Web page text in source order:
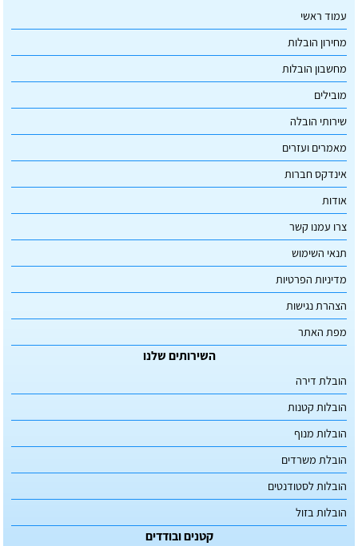
עמוד ראשי
מחירון הובלות
מחשבון הובלות
מובילים
שירותי הובלה
מאמרים ועזרים
אינדקס חברות
אודות
צרו עמנו קשר
תנאי השימוש
מדיניות הפרטיות
הצהרת נגישות
מפת האתר
השירותים שלנו
הובלת דירה
הובלות קטנות
הובלות מנוף
הובלת משרדים
הובלות לסטודנטים
הובלות בזול
קטנים ובודדים